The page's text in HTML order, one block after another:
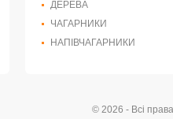
ДЕРЕВА
ЧАГАРНИКИ
НАПІВЧАГАРНИКИ
© 2026 - Всі